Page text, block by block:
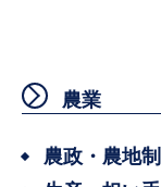
農業
農政・農地